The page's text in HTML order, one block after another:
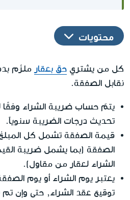
محتويات
كل من يشتري حق بعقار ملزَم
نقابل الصفقة.
يتمّ حساب ضريبة الشراء وفقًا
تحديث درجات الضريبة سنوياً.
قيمة الصفقة تشمل كل المبلغ
الصفقة (بما يشمل ضريبة
الشراء لعقار من مقاول).
يعتبر يوم الشراء أو يوم
توقيع عقد الشراء, حتى وإن تم